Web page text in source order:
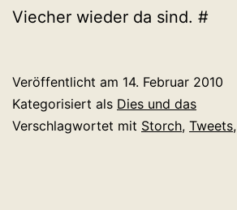
Viecher wieder da sind. #
Veröffentlicht am 14. Februar 2010
Kategorisiert als Dies und das
Verschlagwortet mit Storch, Tweets,